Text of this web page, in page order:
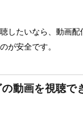
したいなら、動画配
が安全です。
動画を視聴で